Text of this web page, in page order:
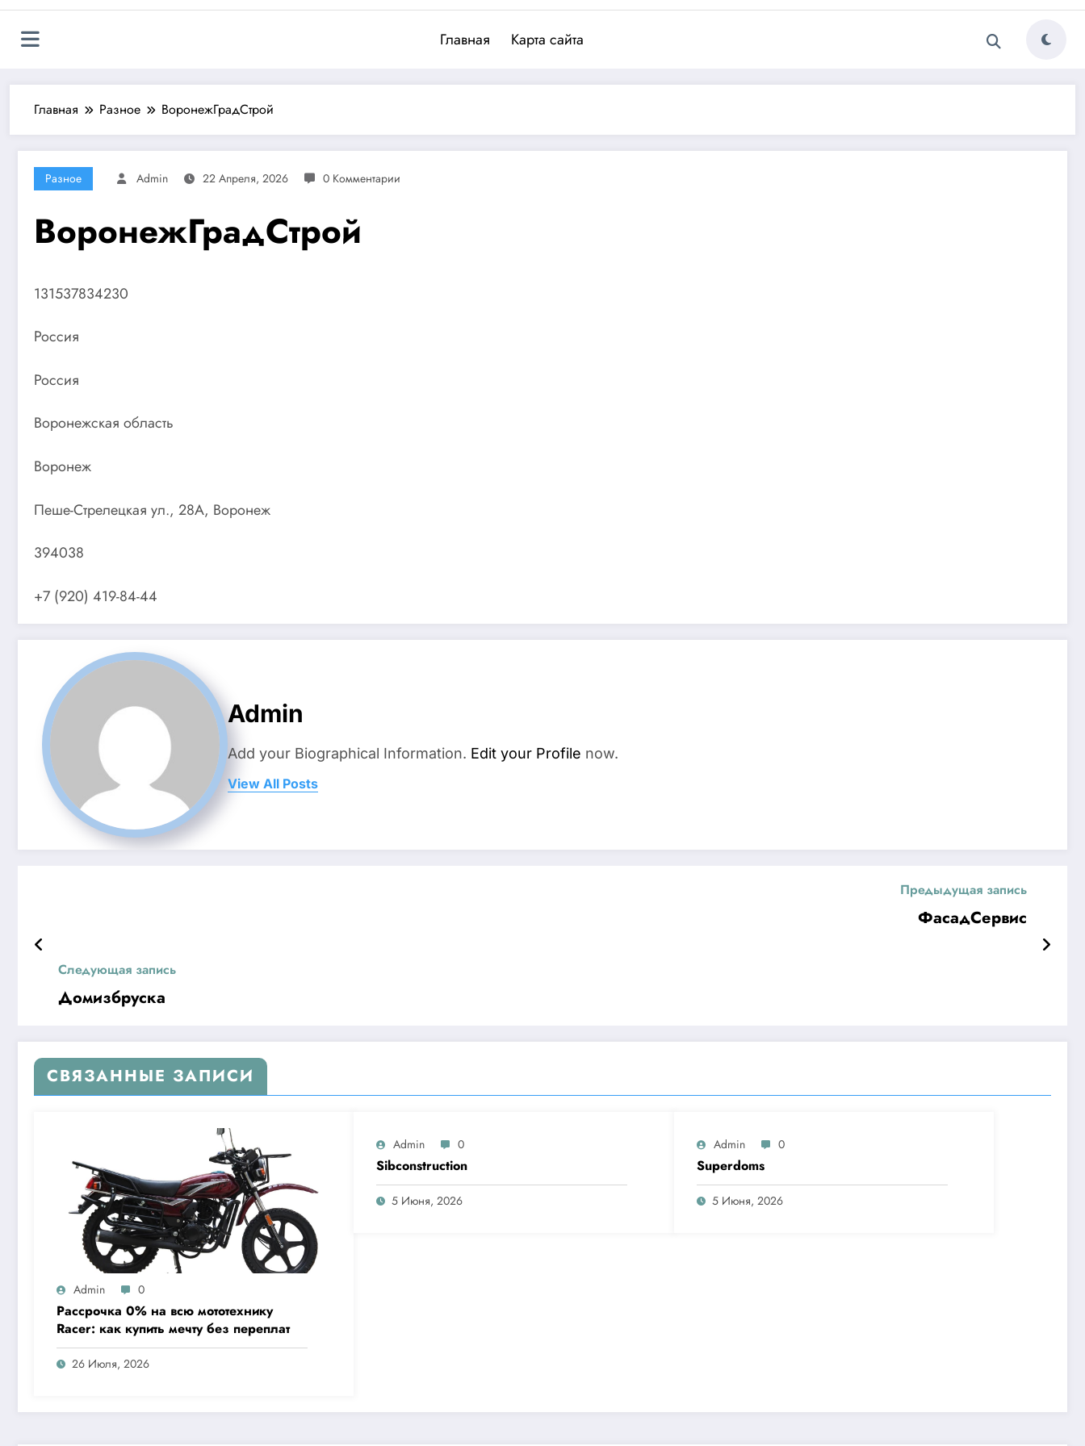
Главная Карта сайта
Главная Разное ВоронежГрадСтрой
Разное Admin 22 Апреля, 2026 0 Комментарии
ВоронежГрадСтрой
131537834230
Россия
Россия
Воронежская область
Воронеж
Пеше-Стрелецкая ул., 28А, Воронеж
394038
+7 (920) 419-84-44
Admin
Add your Biographical Information. Edit your Profile now.
View All Posts
Предыдущая запись
ФасадСервис
Следующая запись
Домизбруска
СВЯЗАННЫЕ ЗАПИСИ
Admin 0
Рассрочка 0% на всю мототехнику
Racer: как купить мечту без переплат
26 Июля, 2026
Admin 0
Sibconstruction
5 Июня, 2026
Admin 0
Superdoms
5 Июня, 2026